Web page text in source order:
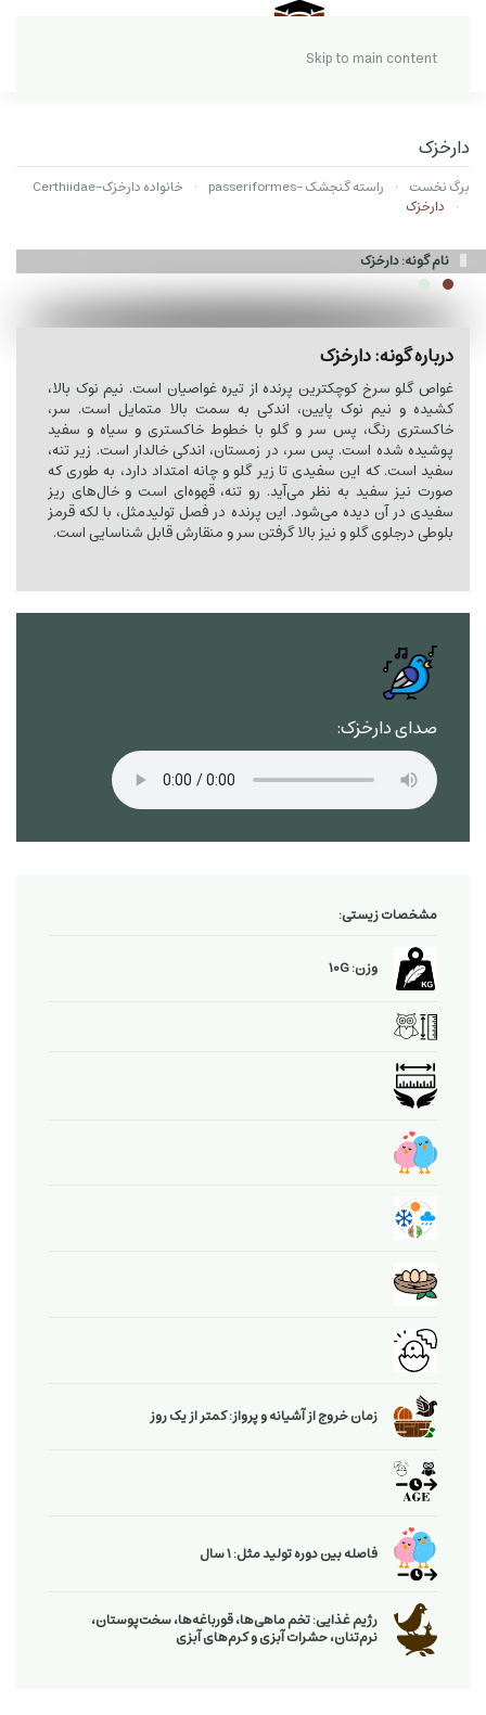
Skip to main content
دارخزک
برگ نخست راسته گنجشک -passeriformes
خانواده دارخزک-Certhiidae
دارخزک
نام گونه: دارخزک
درباره گونه: دارخزک
غواص گلو سرخ کوچکترین پرنده از تیره غواصیان است. نیم نوک بالا،
کشیده و نیم نوک پایین، اندکی به سمت بالا متمایل است. سر،
خاکستری رنگ، پس سر و گلو با خطوط خاکستری و سیاه و سفید
پوشیده شده است. پس سر، در زمستان، اندکی خالدار است. زیر تنه،
سفید است. که این سفیدی تا زیر گلو و چانه امتداد دارد، به طوری که
صورت نیز سفید به نظر می‌آید. رو تنه، قهوه‌ای است و خال‌های ریز
سفیدی در آن دیده می‌شود. این پرنده در فصل تولیدمثل، با لکه قرمز
بلوطی درجلوی گلو و نیز بالا گرفتن سر و منقارش قابل شناسایی است.
صدای دارخزک:
مشخصات زیستی:
وزن: 10G
زمان خروج از آشیانه و پرواز: کمتر از یک روز
فاصله بین دوره تولید مثل: 1 سال
رژیم غذایی: تخم ماهی‌ها، قورباغه‌ها، سخت‌پوستان،
نرم‌تنان، حشرات آبزی و كرم‌های آبزی